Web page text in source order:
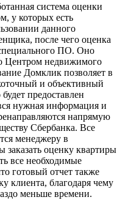
система оценки
у которых есть
данного
после чего оценка
ПО. Оно
Центром недвижимого
Домклик позволяет в
и объективный
предоставлен
нужная информация и
напрямую
Сбербанка. Все
менеджеру в
заказать оценку квартиры
все необходимые
готовый отчет также
клиента, благодаря чему
меньше времени.